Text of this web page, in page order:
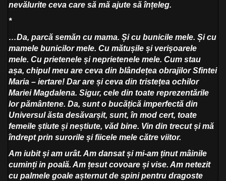
nevălurite ceva care să mă ajute să înțeleg.
*
…Da, parcă semăn cu mama. Și cu bunicile mele. Și cu
mamele bunicilor mele. Cu mătușile și verișoarele
mele. Cu prietenele și neprietenele mele. Cum stau
așa, chipul meu are ceva din blândețea obrajilor Sfintei
Maria – iertare! Dar are și ceva din tristețea ochilor
Mariei Magdalena. Sigur, cele din toate reprezentările
lor pământene. Da, sunt o bucățică imperfectă din
Universul ăsta desăvarșit, sunt, în mod cert, toate
femeile știute și neștiute, văd bine. Vin din trecut și mă
îndrept prin surorile și fiicele mele către viitor.
Am iubit și am urât. Am dansat și mi-am ținut mâinile
cuminți in poală. Am țesut covoare și vise. Am netezit
cu palmele goale așternut de spini pentru dragoste